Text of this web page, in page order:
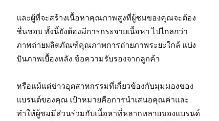
และผู้ที่จะสร้างเนื้อหาคุณภาพสูงที่ผู้ชมของคุณจะต้อง
ชื่นชอบ ทั้งนี้ยังต้องมีการกระจายเนื้อหา ไปไกลกว่า
ภาพถ่ายผลิตภัณฑ์คุณภาพการถ่ายภาพระยะใกล้ แบ่ง
ปันภาพเบื้องหลัง ข้อความรับรองจากลูกค้า
หรือแม้แต่ข่าวอุตสาหกรรมที่เกี่ยวข้องกับมุมมองของ
แบรนด์ของคุณ เป้าหมายคือการนำเสนอคุณค่าและ
ทำให้ผู้ชมมีส่วนร่วมกับเนื้อหาที่หลากหลายของแบรนด์